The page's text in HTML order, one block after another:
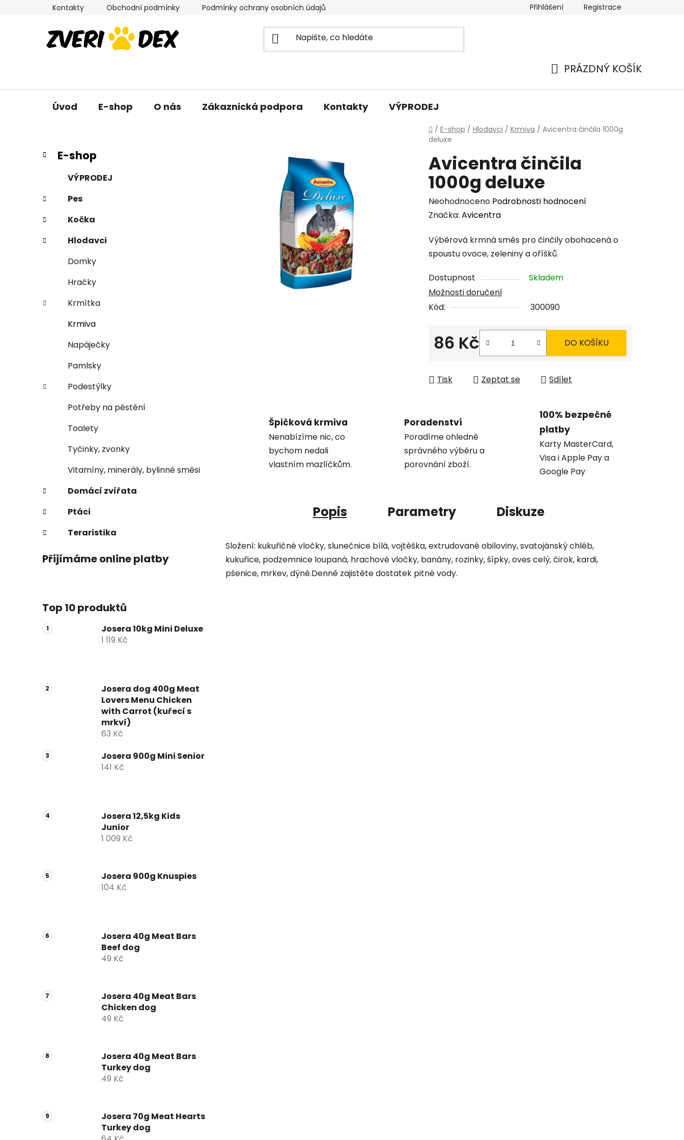
Kontakty Obchodní podmínky Podmínky ochrany osobních údajů Přihlášení Registrace
PRÁZDNÝ KOŠÍK
Úvod E-shop O nás Zákaznická podpora Kontakty VÝPRODEJ
Domů
/ E-shop / Hlodavci / Krmiva / Avicentra činčila 1000g
deluxe
P
r
a
n
e
Přeskočit
kategorie
K
a
g
o
r
e
E-shop
VÝPRODEJ
Pes
Kočka
Hlodavci
Domky
Hračky
Krmítka
Krmiva
Napáječky
Pamlsky
Podestýlky
Potřeby na pěstění
Toalety
Tyčinky, zvonky
Vitamíny, minerály, bylinné směsi
Domácí zvířata
Ptáci
Teraristika
Přijímáme online platby
Top 10 produktů
Josera 10kg Mini Deluxe
1 119 Kč
Josera dog 400g Meat
Lovers Menu Chicken
with Carrot (kuřecí s
mrkví)
63 Kč
Josera 900g Mini Senior
141 Kč
Josera 12,5kg Kids
Junior
1 009 Kč
Josera 900g Knuspies
104 Kč
Josera 40g Meat Bars
Beef dog
49 Kč
Josera 40g Meat Bars
Chicken dog
49 Kč
Josera 40g Meat Bars
Turkey dog
49 Kč
Josera 70g Meat Hearts
Turkey dog
Avicentra činčila
1000g deluxe
Průměrné
hodnocení
je
0,0
5
hvězdiček.
Neohodnoceno Podrobnosti hodnocení
Značka: Avicentra
Výběrová krmná směs pro činčily obohacená o
spoustu ovoce, zeleniny a oříšků.
Dostupnost
Skladem
Možnosti doručení
Kód:
300090
86 Kč
Měrná cena:
DO KOŠÍKU
Tisk Zeptat se Sdílet
Špičková krmiva
Nenabízíme nic, co
bychom nedali
vlastním mazlíčkům.
Poradenství
Poradíme ohledně
správného výběru a
porovnání zboží.
100% bezpečné
platby
Karty MasterCard,
Visa i Apple Pay a
Google Pay
Popis Parametry Diskuze
Složení: kukuřičné vločky, slunečnice bílá, vojtěška, extrudované obiloviny, svatojánský chléb,
kukuřice, podzemnice loupaná, hrachové vločky, banány, rozinky, šípky, oves celý, čirok, kardi,
pšenice, mrkev, dýně.Denně zajistěte dostatek pitné vody.